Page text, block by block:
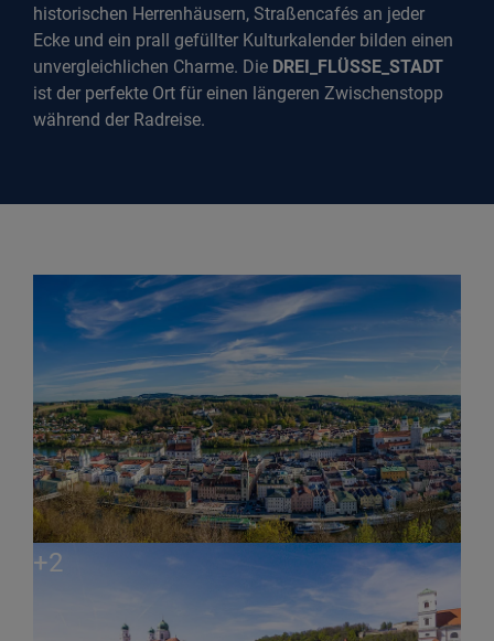
historischen Herrenhäusern, Straßencafés an jeder
Ecke und ein prall gefüllter Kulturkalender bilden einen
unvergleichlichen Charme. Die DREI_FLÜSSE_STADT
ist der perfekte Ort für einen längeren Zwischenstopp
während der Radreise.